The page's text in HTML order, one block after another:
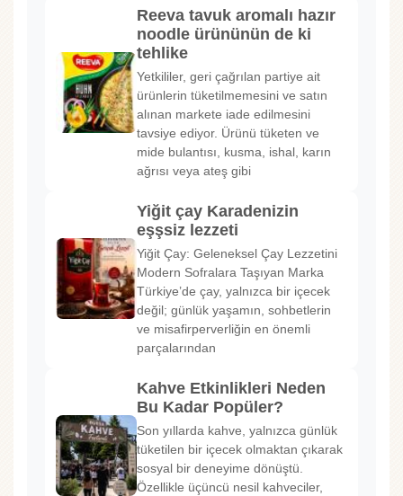
Reeva tavuk aromalı hazır
noodle ürününün de ki
tehlike
Yetkililer, geri çağrılan partiye ait
ürünlerin tüketilmemesini ve satın
alınan markete iade edilmesini
tavsiye ediyor. Ürünü tüketen ve
mide bulantısı, kusma, ishal, karın
ağrısı veya ateş gibi
Yiğit çay Karadenizin
eşşsiz lezzeti
Yiğit Çay: Geleneksel Çay Lezzetini
Modern Sofralara Taşıyan Marka
Türkiye’de çay, yalnızca bir içecek
değil; günlük yaşamın, sohbetlerin
ve misafirperverliğin en önemli
parçalarından
Kahve Etkinlikleri Neden
Bu Kadar Popüler?
Son yıllarda kahve, yalnızca günlük
tüketilen bir içecek olmaktan çıkarak
sosyal bir deneyime dönüştü.
Özellikle üçüncü nesil kahveciler,